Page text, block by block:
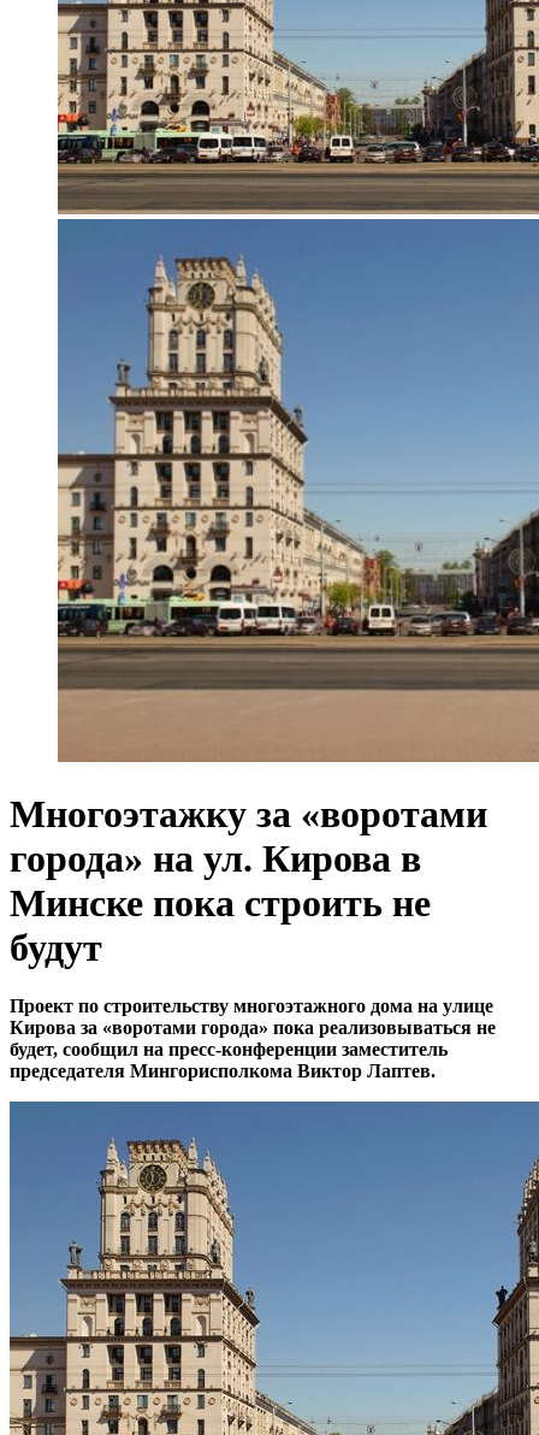
Многоэтажку за «воротами
города» на ул. Кирова в
Минске пока строить не
будут
Проект по строительству многоэтажного дома на улице
Кирова за «воротами города» пока реализовываться не
будет, сообщил на пресс-конференции заместитель
председателя Мингорисполкома Виктор Лаптев.